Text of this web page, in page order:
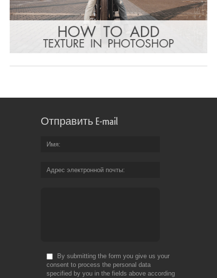
Отправить E-mail
Имя
Адрес электронной почты
By submitting the form you give us your
consent to process the personal data
specified by you in the fields above according